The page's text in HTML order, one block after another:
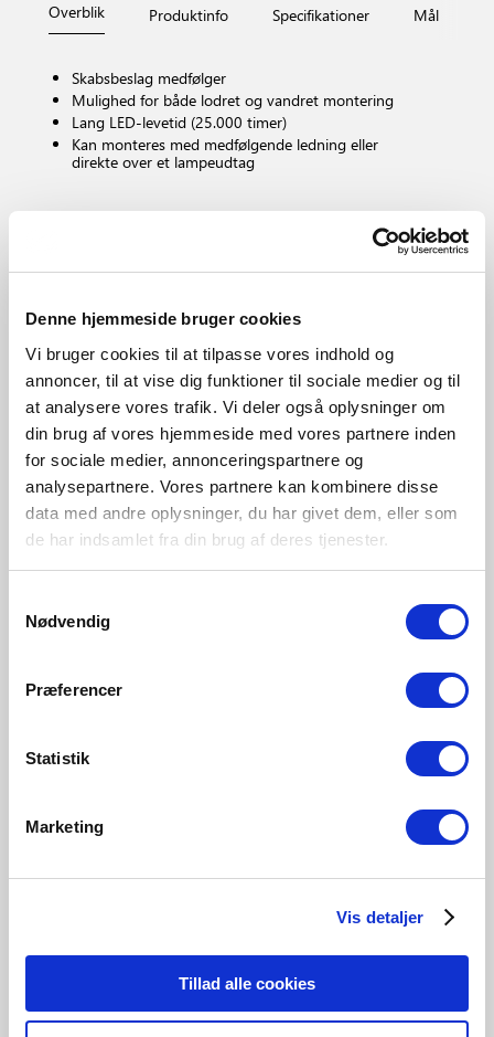
Denne hjemmeside bruger cookies
Vi bruger cookies til at tilpasse vores indhold og
annoncer, til at vise dig funktioner til sociale medier og til
at analysere vores trafik. Vi deler også oplysninger om
din brug af vores hjemmeside med vores partnere inden
for sociale medier, annonceringspartnere og
analysepartnere. Vores partnere kan kombinere disse
data med andre oplysninger, du har givet dem, eller som
de har indsamlet fra din brug af deres tjenester.
Nødvendig
Præferencer
Statistik
Marketing
Vis detaljer
Tillad alle cookies
Overblik Produktinfo Specifikationer Mål
Skabsbeslag medfølger
Mulighed for både lodret og vandret montering
Lang LED-levetid (25.000 timer)
Kan monteres med medfølgende ledning eller
direkte over et lampeudtag
Kan dæmpes?
Farvetemperatur (K)
3000
Lysstyrke (lumen)
900.0
IP-vurdering
IP44
Område
Indendørs
Primært materiale
2015311001
Relaterede produkter